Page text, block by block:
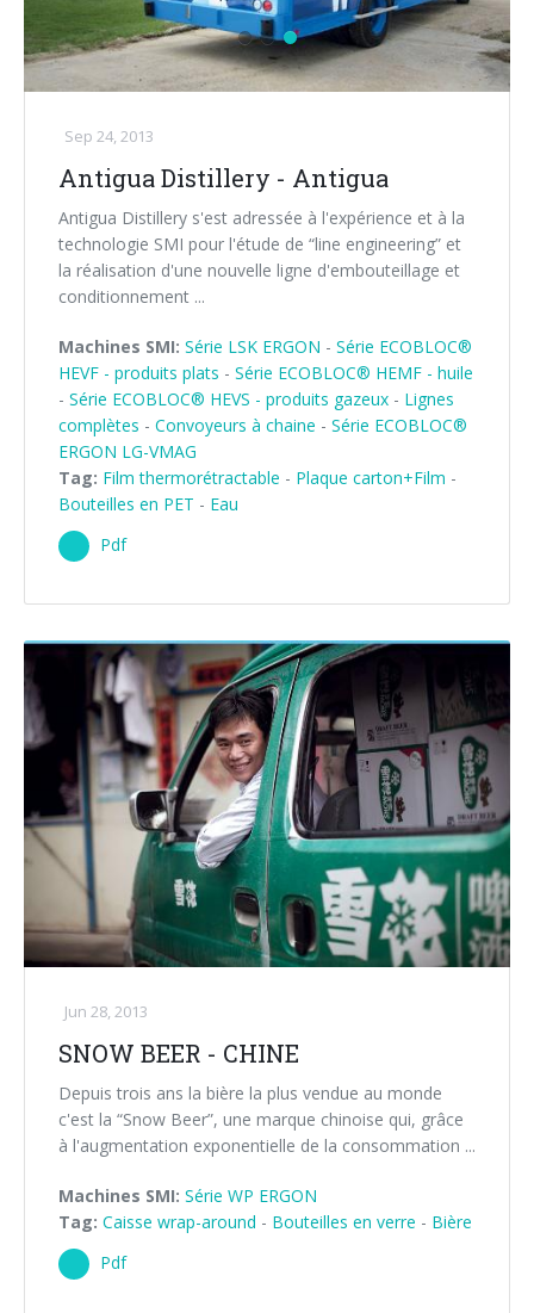
Sep 24, 2013
Antigua Distillery - Antigua
Antigua Distillery s'est adressée à l'expérience et à la
technologie SMI pour l'étude de “line engineering” et
la réalisation d'une nouvelle ligne d'embouteillage et
conditionnement ...
Machines SMI: Série LSK ERGON - Série ECOBLOC®
HEVF - produits plats - Série ECOBLOC® HEMF - huile
- Série ECOBLOC® HEVS - produits gazeux - Lignes
complètes - Convoyeurs à chaine - Série ECOBLOC®
ERGON LG-VMAG
Tag: Film thermorétractable - Plaque carton+Film -
Bouteilles en PET - Eau
Pdf
Jun 28, 2013
SNOW BEER - CHINE
Depuis trois ans la bière la plus vendue au monde
c'est la “Snow Beer”, une marque chinoise qui, grâce
à l'augmentation exponentielle de la consommation ...
Machines SMI: Série WP ERGON
Tag: Caisse wrap-around - Bouteilles en verre - Bière
Pdf